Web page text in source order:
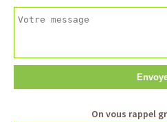
On vous rappel